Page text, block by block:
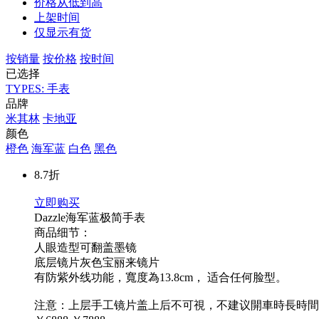
上架时间
仅显示有货
按销量 按价格 按时间
已选择
TYPES: 手表
品牌
米其林 卡地亚
颜色
橙色 海军蓝 白色 黑色
8.7折
立即购买
Dazzle海军蓝极简手表
商品细节：
人眼造型可翻盖墨镜
底层镜片灰色宝丽来镜片
有防紫外线功能，寬度為13.8cm， 适合任何脸型。
注意：上层手工镜片盖上后不可視，不建议開車時長時